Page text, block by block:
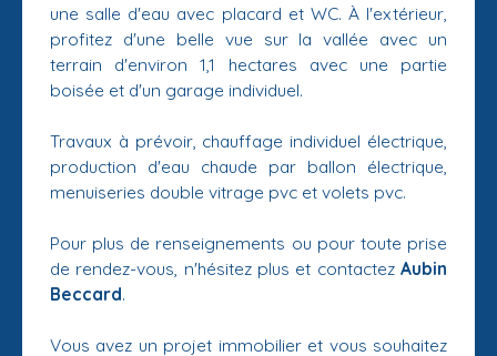
une salle d'eau avec placard et WC. À l'extérieur,
profitez d'une belle vue sur la vallée avec un
terrain d'environ 1,1 hectares avec une partie
boisée et d'un garage individuel.
Travaux à prévoir, chauffage individuel électrique,
production d'eau chaude par ballon électrique,
menuiseries double vitrage pvc et volets pvc.
Pour plus de renseignements ou pour toute prise
de rendez-vous, n'hésitez plus et contactez Aubin
Beccard.
Vous avez un projet immobilier et vous souhaitez